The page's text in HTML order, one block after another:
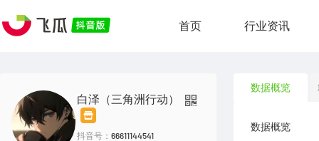
首页 行业资讯
白泽（三角洲行动）
抖音号： 66611144541
数据概览
数据概览